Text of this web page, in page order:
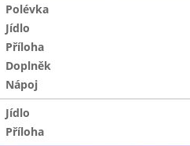
Polévka
Jídlo
Příloha
Doplněk
Nápoj
Jídlo
Příloha